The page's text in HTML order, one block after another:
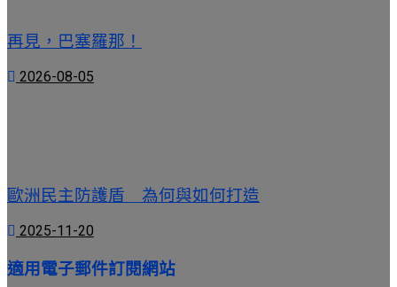
再見，巴塞羅那！
2026-08-05
歐洲民主防護盾 為何與如何打造
2025-11-20
適用電子郵件訂閱網站